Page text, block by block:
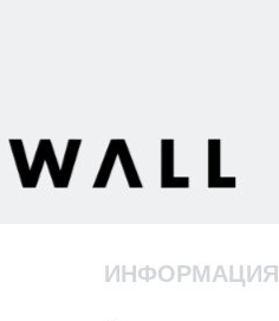
ИНФОРМАЦИЯ